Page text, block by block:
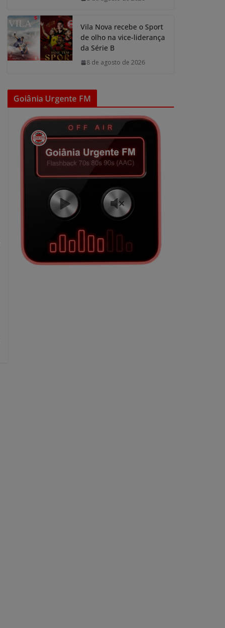
Vila Nova recebe o Sport
de olho na vice-liderança
da Série B
8 de agosto de 2026
Goiânia Urgente FM